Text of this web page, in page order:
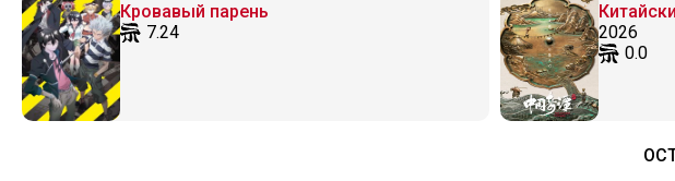
Кровавый парень
7.24
2026
0.0